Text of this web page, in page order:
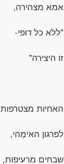
אמא מצהירה,
"ללא כל דופי-
זו היצירה"
האחיות מצטרפות
לפרגון האימַהי,
שבחים מרעיפות,